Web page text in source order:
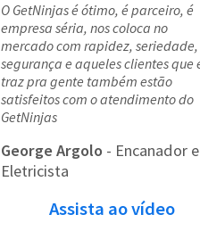
O GetNinjas é ótimo, é parceiro, é
empresa séria, nos coloca no
mercado com rapidez, seriedade,
segurança e aqueles clientes que
traz pra gente também estão
satisfeitos com o atendimento do
GetNinjas
George Argolo - Encanador e
Eletricista
Assista ao vídeo